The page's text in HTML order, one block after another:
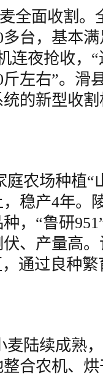
全面收割。
台，基本
连夜抢收，
左右”。滑
的新型收
农场种植“
稳产4年。
，“鲁研
、产量高
通过良种
麦陆续成熟
合农机、